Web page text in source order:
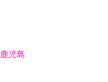
鹿児島